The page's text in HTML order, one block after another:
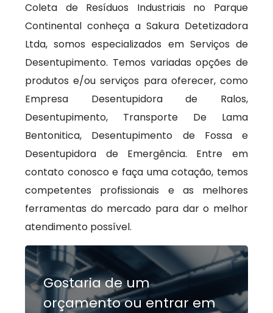
Coleta de Resíduos Industriais no Parque
Continental conheça a Sakura Detetizadora
Ltda, somos especializados em Serviços de
Desentupimento. Temos variadas opções de
produtos e/ou serviços para oferecer, como
Empresa Desentupidora de Ralos,
Desentupimento, Transporte De Lama
Bentonitica, Desentupimento de Fossa e
Desentupidora de Emergência. Entre em
contato conosco e faça uma cotação, temos
competentes profissionais e as melhores
ferramentas do mercado para dar o melhor
atendimento possível.
Gostaria de um
orçamento ou entrar em